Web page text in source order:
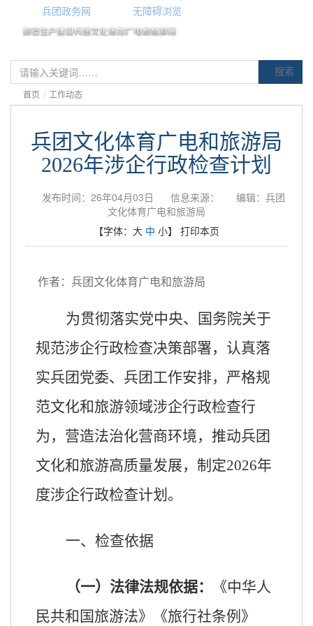
兵团政务网 无障碍浏览
搜索
首页 / 工作动态
兵团文化体育广电和旅游局
2026年涉企行政检查计划
发布时间：26年04月03日 信息来源：
编辑：兵团
文化体育广电和旅游局
【字体： 大 中 小】 打印本页
作者：兵团文化体育广电和旅游局
为贯彻落实党中央、国务院关于
规范涉企行政检查决策部署，认真落
实兵团党委、兵团工作安排，严格规
范文化和旅游领域涉企行政检查行
为，营造法治化营商环境，推动兵团
文化和旅游高质量发展，制定2026年
度涉企行政检查计划。
一、检查依据
（一）法律法规依据：
《中华人
民共和国旅游法》《旅行社条例》